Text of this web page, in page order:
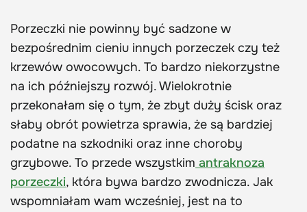
Porzeczki nie powinny być sadzone w
bezpośrednim cieniu innych porzeczek czy też
krzewów owocowych. To bardzo niekorzystne
na ich późniejszy rozwój. Wielokrotnie
przekonałam się o tym, że zbyt duży ścisk oraz
słaby obrót powietrza sprawia, że są bardziej
podatne na szkodniki oraz inne choroby
grzybowe. To przede wszystkim antraknoza
porzeczki, która bywa bardzo zwodnicza. Jak
wspomniałam wam wcześniej, jest na to